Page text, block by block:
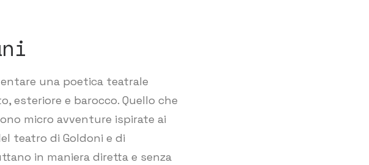
una poetica teatrale
esteriore e barocco. Quello che
micro avventure ispirate ai
teatro di Goldoni e di
in maniera diretta e senza